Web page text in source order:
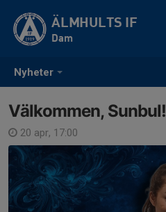
Nyheter
ÄLMHULTS IF
Dam
Välkommen, Sunbul!
20 apr, 17:00